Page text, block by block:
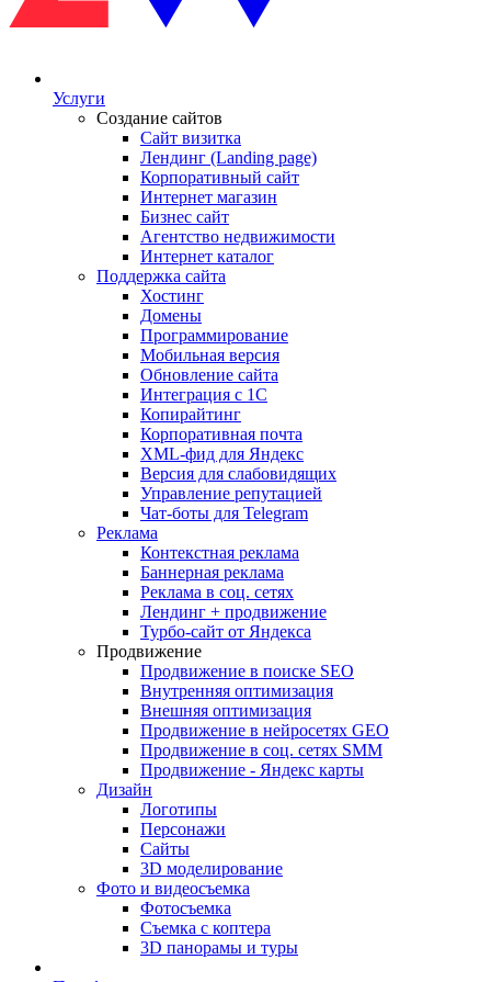
Услуги
Создание сайтов
Сайт визитка
Лендинг (Landing page)
Корпоративный сайт
Интернет магазин
Бизнес сайт
Агентство недвижимости
Интернет каталог
Поддержка сайта
Хостинг
Домены
Программирование
Мобильная версия
Обновление сайта
Интеграция с 1С
Копирайтинг
Корпоративная почта
XML-фид для Яндекс
Версия для слабовидящих
Управление репутацией
Чат-боты для Telegram
Реклама
Контекстная реклама
Баннерная реклама
Реклама в соц. сетях
Лендинг + продвижение
Турбо-сайт от Яндекса
Продвижение
Продвижение в поиске SEO
Внутренняя оптимизация
Внешняя оптимизация
Продвижение в нейросетях GEO
Продвижение в соц. сетях SMM
Продвижение - Яндекс карты
Дизайн
Логотипы
Персонажи
Сайты
3D моделирование
Фото и видеосъемка
Фотосъемка
Съемка с коптера
3D панорамы и туры